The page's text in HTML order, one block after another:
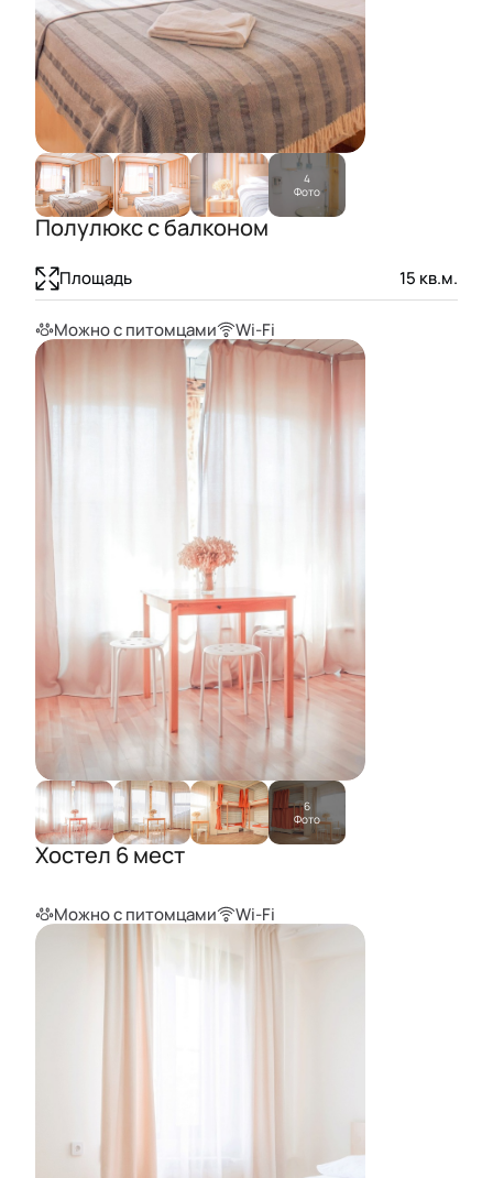
4
Фото
Полулюкс с балконом
Площадь 15 кв.м.
Можно с питомцами Wi-Fi
6
Фото
Хостел 6 мест
Можно с питомцами Wi-Fi